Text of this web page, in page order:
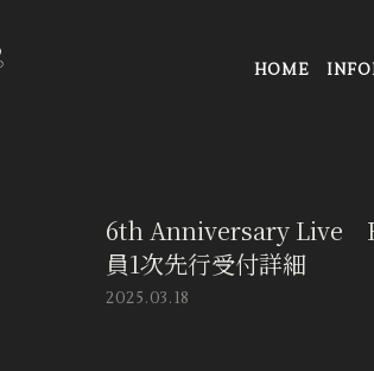
HOME
6th Anniversary Live
員1次先行受付詳細
2025.03.18